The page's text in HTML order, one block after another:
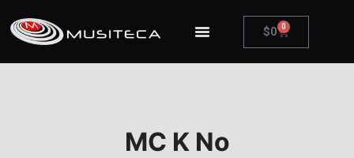
$0 0
MC K No